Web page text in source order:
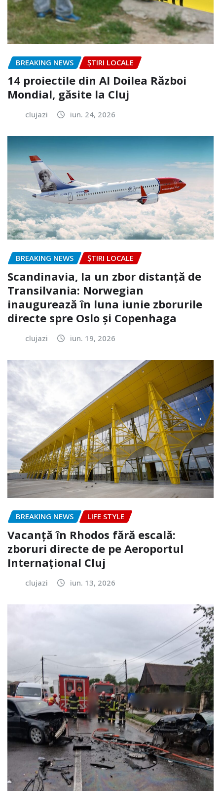
BREAKING NEWS ȘTIRI LOCALE
14 proiectile din Al Doilea Război
Mondial, găsite la Cluj
clujazi iun. 24, 2026
BREAKING NEWS ȘTIRI LOCALE
Scandinavia, la un zbor distanță de
Transilvania: Norwegian
inaugurează în luna iunie zborurile
directe spre Oslo și Copenhaga
clujazi iun. 19, 2026
BREAKING NEWS LIFE STYLE
Vacanță în Rhodos fără escală:
zboruri directe de pe Aeroportul
Internațional Cluj
clujazi iun. 13, 2026